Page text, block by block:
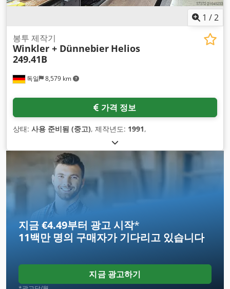
1 /2
독일 8,579 km
봉투 제작기
Winkler + Dünnebier Helios
249.41B
가격 정보
상태: 사용 준비됨 (중고), 제작년도: 1991,
지금 €4.49부터 광고 시작*
11백만 명의 구매자가 기다리고 있습니다
지금 광고하기